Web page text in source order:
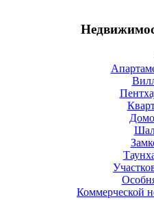
Коммерческой